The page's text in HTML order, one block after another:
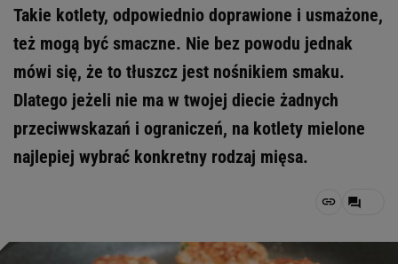
Takie kotlety, odpowiednio doprawione i usmażone,
też mogą być smaczne. Nie bez powodu jednak
mówi się, że to tłuszcz jest nośnikiem smaku.
Dlatego jeżeli nie ma w twojej diecie żadnych
przeciwwskazań i ograniczeń, na kotlety mielone
najlepiej wybrać konkretny rodzaj mięsa.